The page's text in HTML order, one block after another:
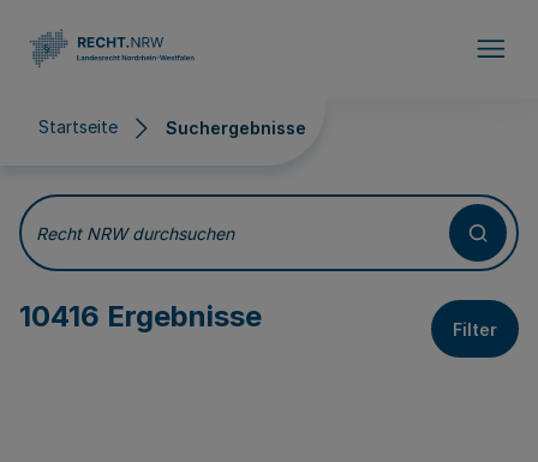
Startseite Suchergebnisse
Suchergebnisse
Recht NRW durchsuchen
10416 Ergebnisse Filter